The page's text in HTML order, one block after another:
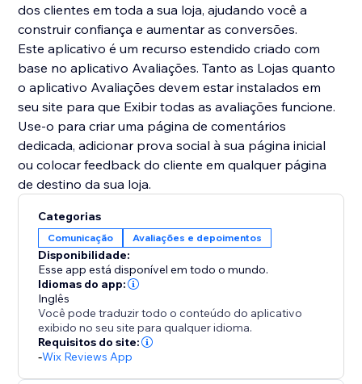
dos clientes em toda a sua loja, ajudando você a
construir confiança e aumentar as conversões.
Este aplicativo é um recurso estendido criado com
base no aplicativo Avaliações. Tanto as Lojas quanto
o aplicativo Avaliações devem estar instalados em
seu site para que Exibir todas as avaliações funcione.
Use-o para criar uma página de comentários
dedicada, adicionar prova social à sua página inicial
ou colocar feedback do cliente em qualquer página
de destino da sua loja.
Categorias
Comunicação Avaliações e depoimentos
Disponibilidade:
Esse app está disponível em todo o mundo.
Idiomas do app:
Inglês
Você pode traduzir todo o conteúdo do aplicativo
exibido no seu site para qualquer idioma.
Requisitos do site:
-Wix Reviews App